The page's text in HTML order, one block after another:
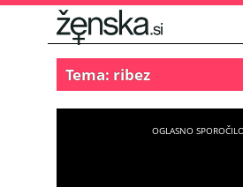
Tema: ribez